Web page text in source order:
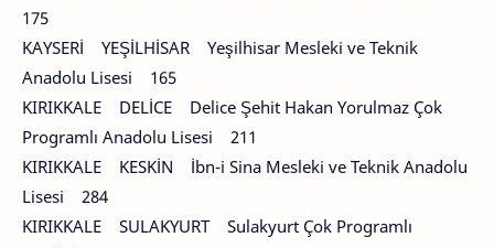
175
KAYSERİ YEŞİLHİSAR Yeşilhisar Mesleki ve Teknik
Anadolu Lisesi 165
KIRIKKALE DELİCE Delice Şehit Hakan Yorulmaz Çok
Programlı Anadolu Lisesi 211
KIRIKKALE KESKİN İbn-i Sina Mesleki ve Teknik Anadolu
Lisesi 284
KIRIKKALE SULAKYURT Sulakyurt Çok Programlı